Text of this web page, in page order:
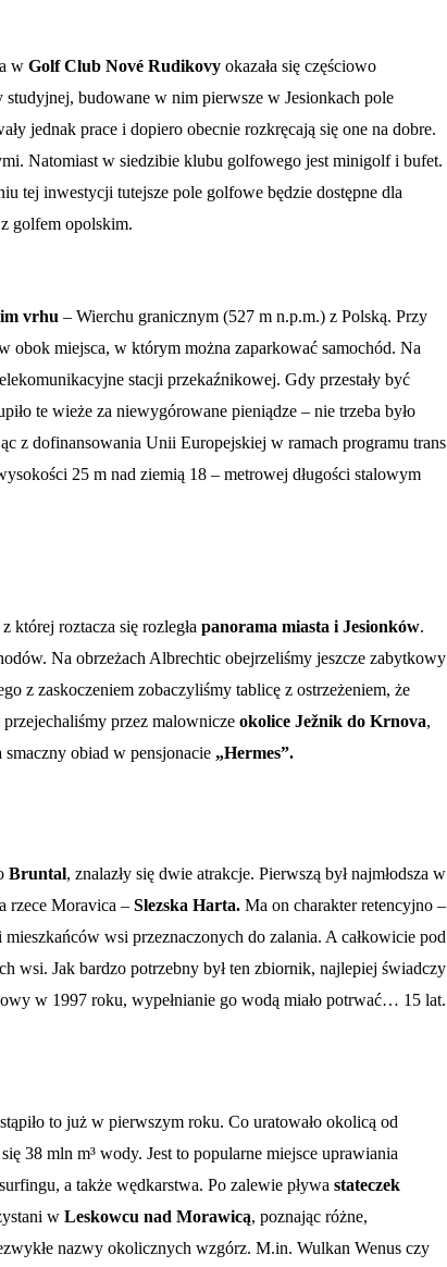
w Golf Club Nové Rudikovy okazała się częściowo
budowane w nim pierwsze w Jesionkach pole
jednak prace i dopiero obecnie rozkręcają się one na dobre.
Natomiast w siedzibie klubu golfowego jest minigolf i bufet.
tej inwestycji tutejsze pole golfowe będzie dostępne dla
golfem opolskim.
vrhu – Wierchu granicznym (527 m n.p.m.) z Polską. Przy
miejsca, w którym można zaparkować samochód. Na
stacji przekaźnikowej. Gdy przestały być
te wieże za niewygórowane pieniądze – nie trzeba było
z dofinansowania Unii Europejskiej w ramach programu trans
25 m nad ziemią 18 – metrowej długości stalowym
z której roztacza się rozległa panorama miasta i Jesionków.
Na obrzeżach Albrechtic obejrzeliśmy jeszcze zabytkowy
z zaskoczeniem zobaczyliśmy tablicę z ostrzeżeniem, że
przez malownicze okolice Ježnik do Krnova,
smaczny obiad w pensjonacie „Hermes”.
Bruntal, znalazły się dwie atrakcje. Pierwszą był najmłodsza w
rzece Moravica – Slezska Harta. Ma on charakter retencyjno –
wsi przeznaczonych do zalania. A całkowicie pod
wsi. Jak bardzo potrzebny był ten zbiornik, najlepiej świadczy
w 1997 roku, wypełnianie go wodą miało potrwać… 15 lat.
to już w pierwszym roku. Co uratowało okolicą od
38 mln m³ wody. Jest to popularne miejsce uprawiania
a także wędkarstwa. Po zalewie pływa stateczek
w Leskowcu nad Morawicą, poznając różne,
nazwy okolicznych wzgórz. M.in. Wulkan Wenus czy